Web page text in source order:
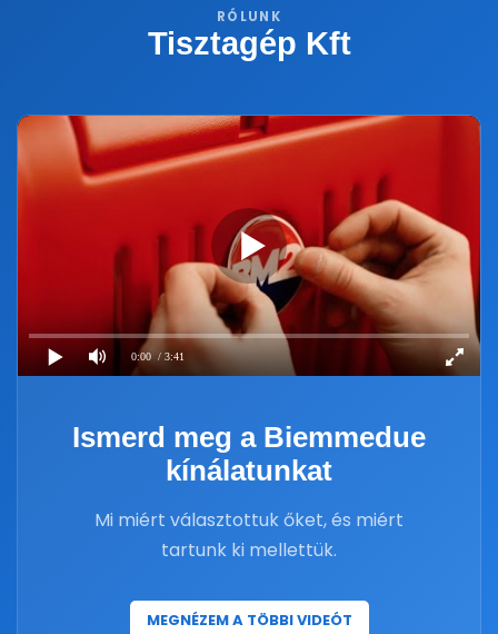
RÓLUNK
Tisztagép Kft
0:00 / 3:41
Ismerd meg a Biemmedue
kínálatunkat
Mi miért választottuk őket, és miért
tartunk ki mellettük.
MEGNÉZEM A TÖBBI VIDEÓT